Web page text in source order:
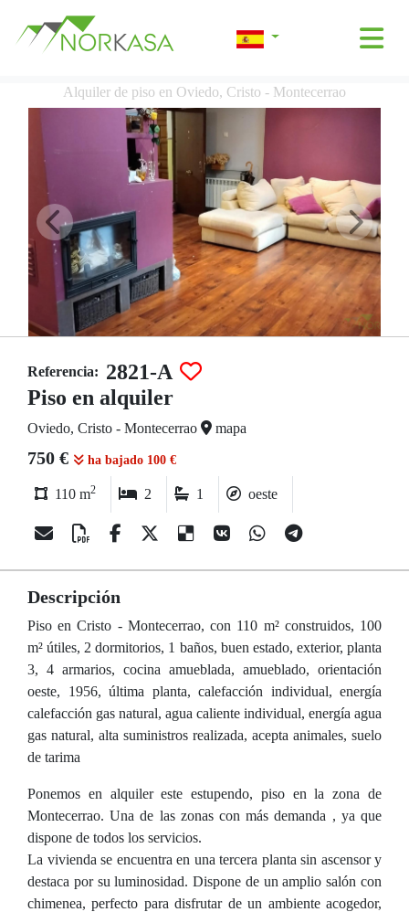
Alquiler de piso en Oviedo, Cristo - Montecerrao
Referencia: 2821-A
Piso en alquiler
Oviedo, Cristo - Montecerrao mapa
750 € ha bajado 100 €
110 m2 2 1 oeste
Descripción
Piso en Cristo - Montecerrao, con 110 m² construidos, 100
m² útiles, 2 dormitorios, 1 baños, buen estado, exterior, planta
3, 4 armarios, cocina amueblada, amueblado, orientación
oeste, 1956, última planta, calefacción individual, energía
calefacción gas natural, agua caliente individual, energía agua
gas natural, alta suministros realizada, acepta animales, suelo
de tarima
Ponemos en alquiler este estupendo, piso en la zona de
Montecerrao. Una de las zonas con más demanda , ya que
dispone de todos los servicios.
La vivienda se encuentra en una tercera planta sin ascensor y
destaca por su luminosidad. Dispone de un amplio salón con
chimenea, perfecto para disfrutar de un ambiente acogedor,